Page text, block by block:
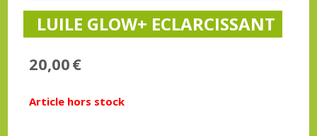
LUILE GLOW+ ECLARCISSANT
20,00€
Article hors stock